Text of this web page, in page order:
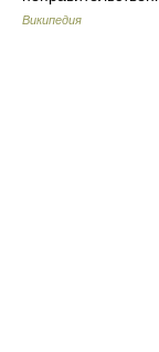
Википедия